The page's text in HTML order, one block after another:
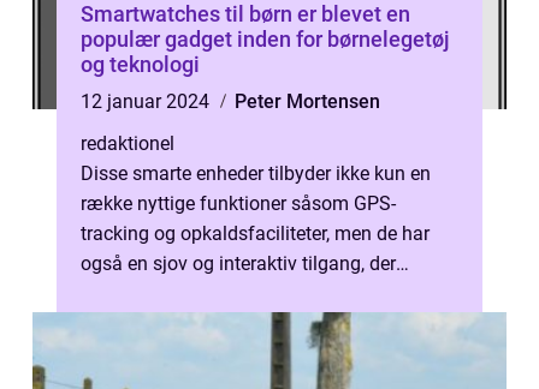
Smartwatches til børn er blevet en
populær gadget inden for børnelegetøj
og teknologi
12 januar 2024
Peter Mortensen
redaktionel
Disse smarte enheder tilbyder ikke kun en
række nyttige funktioner såsom GPS-
tracking og opkaldsfaciliteter, men de har
også en sjov og interaktiv tilgang, der